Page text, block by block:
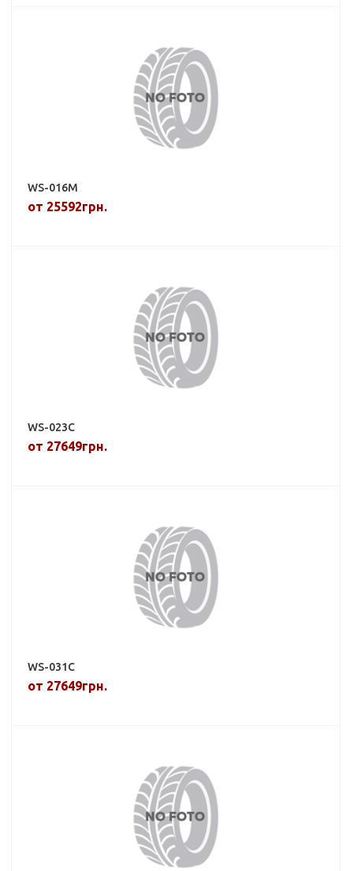
WS-016M
от 25592грн.
WS-023C
от 27649грн.
WS-031C
от 27649грн.